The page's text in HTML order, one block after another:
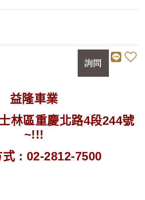
詢問
益隆車業
林區重慶北路4段244號
~!!!
式 : 02-2812-7500